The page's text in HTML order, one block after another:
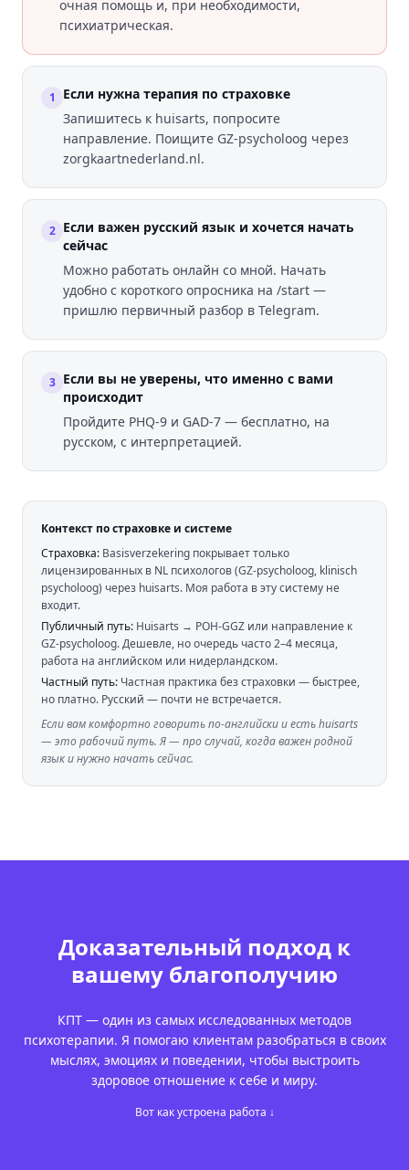
очная помощь и, при необходимости,
психиатрическая.
1
Если нужна терапия по страховке
Запишитесь к huisarts, попросите
направление. Поищите GZ-psycholoog через
zorgkaartnederland.nl.
2 Если важен русский язык и хочется начать
сейчас
Можно работать онлайн со мной. Начать
удобно с короткого опросника на /start —
пришлю первичный разбор в Telegram.
3 Если вы не уверены, что именно с вами
происходит
Пройдите PHQ-9 и GAD-7 — бесплатно, на
русском, с интерпретацией.
Контекст по страховке и системе
Страховка: Basisverzekering покрывает только
лицензированных в NL психологов (GZ-psycholoog, klinisch
psycholoog) через huisarts. Моя работа в эту систему не
входит.
Публичный путь: Huisarts → POH-GGZ или направление к
GZ-psycholoog. Дешевле, но очередь часто 2–4 месяца,
работа на английском или нидерландском.
Частный путь: Частная практика без страховки — быстрее,
но платно. Русский — почти не встречается.
Если вам комфортно говорить по-английски и есть huisarts
— это рабочий путь. Я — про случай, когда важен родной
язык и нужно начать сейчас.
Доказательный подход к
вашему благополучию
КПТ — один из самых исследованных методов
психотерапии. Я помогаю клиентам разобраться в своих
мыслях, эмоциях и поведении, чтобы выстроить
здоровое отношение к себе и миру.
Вот как устроена работа ↓